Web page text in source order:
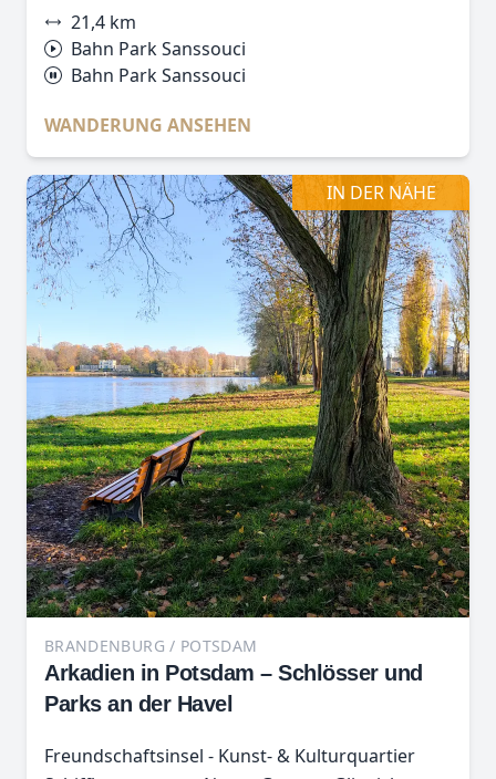
21,4 km
Bahn Park Sanssouci
Bahn Park Sanssouci
WANDERUNG ANSEHEN
IN DER NÄHE
BRANDENBURG / POTSDAM
Arkadien in Potsdam – Schlösser und
Parks an der Havel
Freundschaftsinsel - Kunst- & Kulturquartier